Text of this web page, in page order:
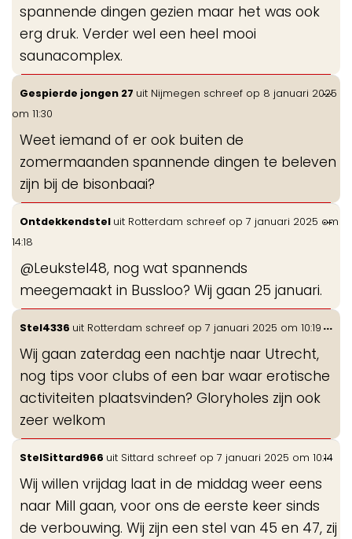
spannende dingen gezien maar het was ook
erg druk. Verder wel een heel mooi
saunacomplex.
Gespierde jongen 27 uit Nijmegen schreef op 8 januari 2025
om 11:30
Weet iemand of er ook buiten de
zomermaanden spannende dingen te beleven
zijn bij de bisonbaai?
...
Ontdekkendstel uit Rotterdam schreef op 7 januari 2025 om
14:18
@Leukstel48, nog wat spannends
meegemaakt in Bussloo? Wij gaan 25 januari.
...
Stel4336 uit Rotterdam schreef op 7 januari 2025 om 10:19
Wij gaan zaterdag een nachtje naar Utrecht,
nog tips voor clubs of een bar waar erotische
activiteiten plaatsvinden? Gloryholes zijn ook
zeer welkom
...
StelSittard966 uit Sittard schreef op 7 januari 2025 om 10:14
Wij willen vrijdag laat in de middag weer eens
naar Mill gaan, voor ons de eerste keer sinds
de verbouwing. Wij zijn een stel van 45 en 47, zij
...